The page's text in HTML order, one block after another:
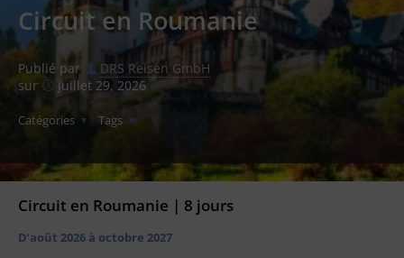
Circuit en Roumanie
Publié par
DRS Reisen GmbH
sur
juillet 29, 2026
Catégories Tags
Circuit en Roumanie | 8 jours
D’août 2026 à octobre 2027